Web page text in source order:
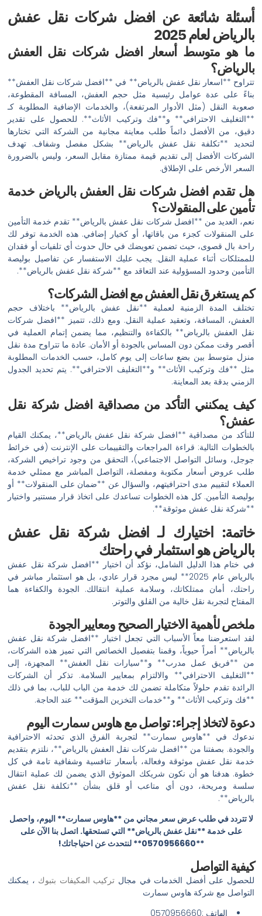
أسئلة شائعة عن افضل شركات نقل عفش
بالرياض لعام 2025
ما هو متوسط أسعار افضل شركات نقل العفش
بالرياض؟
تتراوح **اسعار نقل عفش بالرياض** في **افضل شركات نقل العفش**
بناءً على عدة عوامل رئيسية مثل حجم العفش، المسافة المقطوعة،
صعوبة النقل (مثل الأدوار المرتفعة)، والخدمات الإضافية المطلوبة كـ
**التغليف الاحترافي** و**فك وتركيب الأثاث**. للحصول على تقدير
دقيق، من الأفضل دائماً طلب معاينة مجانية من الشركة التي تختارها
لتحديد **تكلفة نقل عفش بالرياض** بشكل مفصل وشفاف. تهدف
الشركات الأفضل إلى تقديم قيمة ممتازة مقابل السعر، وليس بالضرورة
السعر الأرخص على الإطلاق.
هل تقدم افضل شركات نقل العفش بالرياض خدمة
تأمين على المنقولات؟
نعم، العديد من **افضل شركات نقل عفش بالرياض** تقدم خدمة التأمين
على المنقولات كجزء من باقاتها، أو كخيار إضافي. هذه الخدمة توفر لك
راحة بال قصوى، حيث تضمن تعويضك في حال حدوث أي تلفيات أو فقدان
للممتلكات أثناء عملية النقل. يجب عليك الاستفسار عن تفاصيل بوليصة
التأمين وحدود المسؤولية عند التعاقد مع **شركة نقل عفش بالرياض**.
كم يستغرق نقل العفش مع افضل الشركات؟
تختلف المدة الزمنية لعملية **نقل عفش بالرياض** باختلاف حجم
العفش، المسافة، وتعقيد عملية النقل. ومع ذلك، تتميز **افضل شركات
نقل العفش بالرياض** بالكفاءة والتنظيم، مما يضمن إتمام العملية في
أقصر وقت ممكن دون المساس بالجودة أو الأمان. عادة ما تتراوح مدة نقل
منزل متوسط بين بضع ساعات إلى يوم كامل، حسب الخدمات المطلوبة
مثل **فك وتركيب الأثاث** و**التغليف الاحترافي**. يتم تحديد الجدول
الزمني بدقة بعد المعاينة.
كيف يمكنني التأكد من مصداقية افضل شركة نقل
عفش؟
للتأكد من مصداقية **افضل شركة نقل عفش بالرياض**، يمكنك القيام
بالخطوات التالية: قراءة المراجعات والتقييمات على الإنترنت (في خرائط
جوجل، وسائل التواصل الاجتماعي)، التحقق من وجود تراخيص الشركة،
طلب عروض أسعار مكتوبة ومفصلة، التواصل المباشر مع ممثلي خدمة
العملاء لتقييم مدى احترافيتهم، والسؤال عن **ضمان على المنقولات** أو
بوليصة التأمين. كل هذه الخطوات تساعدك على اتخاذ قرار مستنير واختيار
**شركة نقل عفش موثوقة**.
خاتمة: اختيارك لـ افضل شركة نقل عفش
بالرياض هو استثمار في راحتك
في ختام هذا الدليل الشامل، نؤكد أن اختيار **افضل شركة نقل عفش
بالرياض عام 2025** ليس مجرد قرار عادي، بل هو استثمار مباشر في
راحتك، أمان ممتلكاتك، وسلامة عملية انتقالك. الجودة والكفاءة هما
المفتاح لتجربة نقل خالية من القلق والتوتر.
ملخص لأهمية الاختيار الصحيح ومعايير الجودة
لقد استعرضنا معاً الأسباب التي تجعل اختيار **افضل شركة نقل عفش
بالرياض** أمراً حيوياً، وقمنا بتفصيل الخصائص التي تميز هذه الشركات،
من **فريق عمل مدرب** و**سيارات نقل العفش** المجهزة، إلى
**التغليف الاحترافي** والالتزام بمعايير السلامة. تذكر أن الشركات
الرائدة تقدم حلولاً متكاملة تضمن لك خدمة من الباب للباب، بما في ذلك
**فك وتركيب الأثاث** و**خدمات التخزين المؤقت** عند الحاجة.
دعوة لاتخاذ إجراء: تواصل مع هاوس سمارت اليوم
ندعوك في **هاوس سمارت** لتجربة الفرق الذي تحدثه الاحترافية
والجودة. بصفتنا من **افضل شركات نقل العفش بالرياض**، نلتزم بتقديم
خدمة نقل عفش موثوقة وفعالة، بأسعار تنافسية وشفافية تامة في كل
خطوة. هدفنا هو أن نكون شريكك الموثوق الذي يضمن لك عملية انتقال
سلسة ومريحة، دون أي متاعب أو قلق بشأن **تكلفة نقل عفش
بالرياض**.
لا تتردد في طلب عرض سعر مجاني من **هاوس سمارت** اليوم، واحصل
على خدمة **نقل عفش بالرياض** التي تستحقها. اتصل بنا الآن على
**0570956660** لنتحدث عن احتياجاتك!
كيفية التواصل
للحصول على أفضل الخدمات في مجال تركيب المكيفات بتبوك ، يمكنك
التواصل مع شركة هاوس سمارت
الهاتف :0570956660